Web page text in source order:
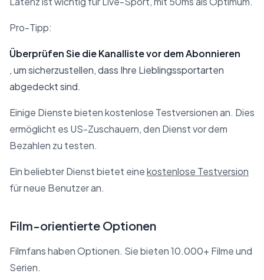
Pro-Tipp:
Überprüfen Sie die Kanalliste vor dem Abonnieren
, um sicherzustellen, dass Ihre Lieblingssportarten
abgedeckt sind.
Einige Dienste bieten kostenlose Testversionen an. Dies
ermöglicht es US-Zuschauern, den Dienst vor dem
Bezahlen zu testen.
Ein beliebter Dienst bietet einekostenlose Testversion
für neue Benutzer an.
Film-orientierte Optionen
Filmfans haben Optionen. Sie bieten 10.000+ Filme und
Serien.